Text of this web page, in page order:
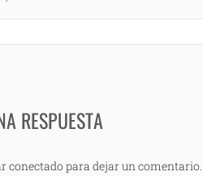
RESPUESTA
conectado para dejar un comentario.